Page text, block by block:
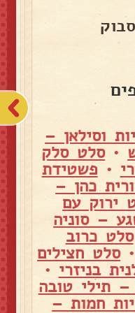
וסילאן –
•סלט סלק
• פשטידת
כהן –
ירוק עם
– סוניה
סלט כרוב
•סלט חצילים
בניזרי •
תילי טובה
חמות –